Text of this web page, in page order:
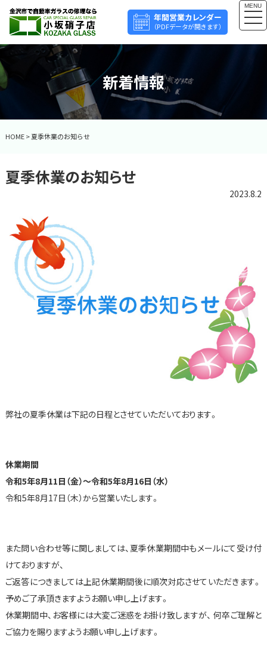
年間営業カレンダー
（PDFデータが開きます）
MENU
新着情報
HOME>夏季休業のお知らせ
夏季休業のお知らせ
2023.8.2
弊社の夏季休業は下記の日程とさせていただいております。
休業期間
令和5年8月11日（金）～令和5年8月16日（水）
令和5年8月17日（木）から営業いたします。
また問い合わせ等に関しましては、夏季休業期間中もメールにて受け付
けておりますが、
ご返答につきましては上記休業期間後に順次対応させていただきます。
予めご了承頂きますようお願い申し上げます。
休業期間中、お客様には大変ご迷惑をお掛け致しますが、 何卒ご理解と
ご協力を賜りますようお願い申し上げます。